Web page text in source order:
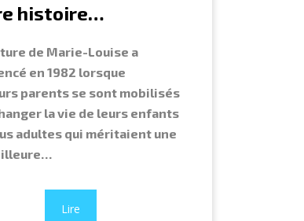
histoire…
de Marie-Louise a
en 1982 lorsque
parents se sont mobilisés
la vie de leurs enfants
adultes qui méritaient une
Lire